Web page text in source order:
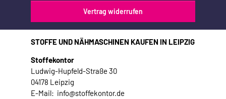
Vertrag widerrufen
STOFFE UND NÄHMASCHINEN KAUFEN IN LEIPZIG
Stoffekontor
Ludwig-Hupfeld-Straße 30
04178 Leipzig
E-Mail: info@stoffekontor.de